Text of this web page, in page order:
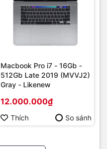
Macbook Pro i7 - 16Gb -
512Gb Late 2019 (MVVJ2)
Gray - Likenew
12.000.000₫
Thích So sánh